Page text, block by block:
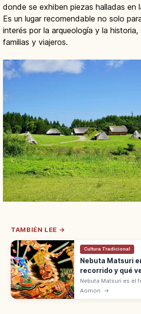
donde se exhiben piezas halladas en
Es un lugar recomendable no solo
interés por la arqueología y la
familias y viajeros.
TAMBIÉN LEE →
Cultura Tradicional
Nebuta Matsuri
recorrido y qué
Nebuta Matsuri es el
Aomori, del 2 al 7 de
Aomori →